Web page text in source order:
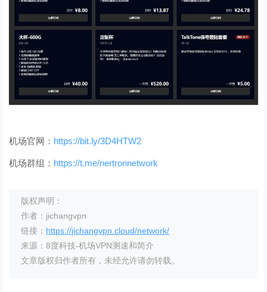
机场官网： https://bit.ly/3D4HTW2
机场群组： https://t.me/nertronnetwork
版权声明：
作者：jichangvpn
链接： https://jichangvpn.cloud/network/
来源：8度科技-机场VPN测速和简介
文章版权归作者所有，未经允许请勿转载。